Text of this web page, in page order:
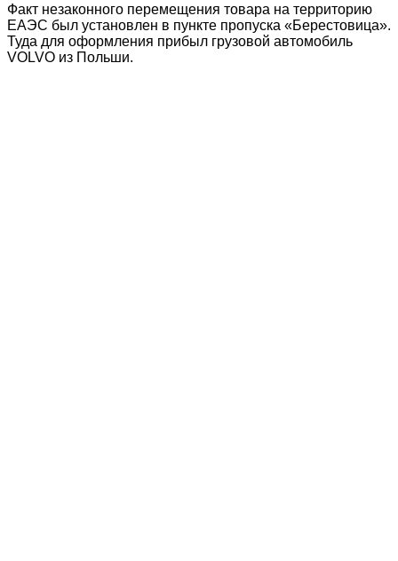
Факт незаконного перемещения товара на территорию
ЕАЭС был установлен в пункте пропуска «Берестовица».
Туда для оформления прибыл грузовой автомобиль
VOLVO из Польши.